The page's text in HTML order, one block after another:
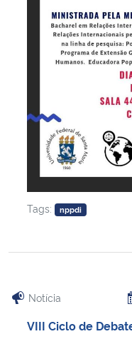
Tags: nppdi
Notícia
VIII Ciclo de